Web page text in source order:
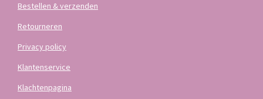
Bestellen & verzenden
Retourneren
Privacy policy
Klantenservice
Klachtenpagina